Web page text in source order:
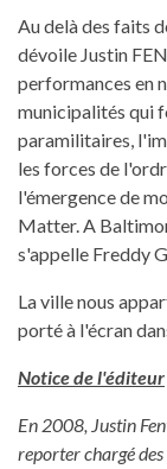
Au delà des faits
dévoile Justin
performances en
municipalités qui
paramilitaires,
les forces de
l'émergence de
Matter. A
s'appelle Freddy
La ville nous
porté à l'écran
Notice de l'éditeur
En 2008, Justin
reporter chargé